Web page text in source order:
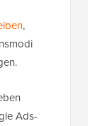
,
Ads-